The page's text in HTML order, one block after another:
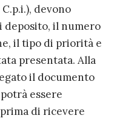
devono
deposito, il numero
il tipo di priorità e
presentata. Alla
il documento
essere
di ricevere